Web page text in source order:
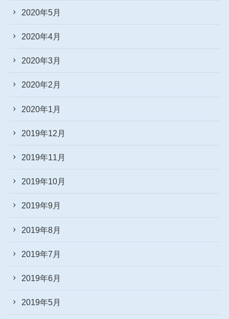
2020年5月
2020年4月
2020年3月
2020年2月
2020年1月
2019年12月
2019年11月
2019年10月
2019年9月
2019年8月
2019年7月
2019年6月
2019年5月